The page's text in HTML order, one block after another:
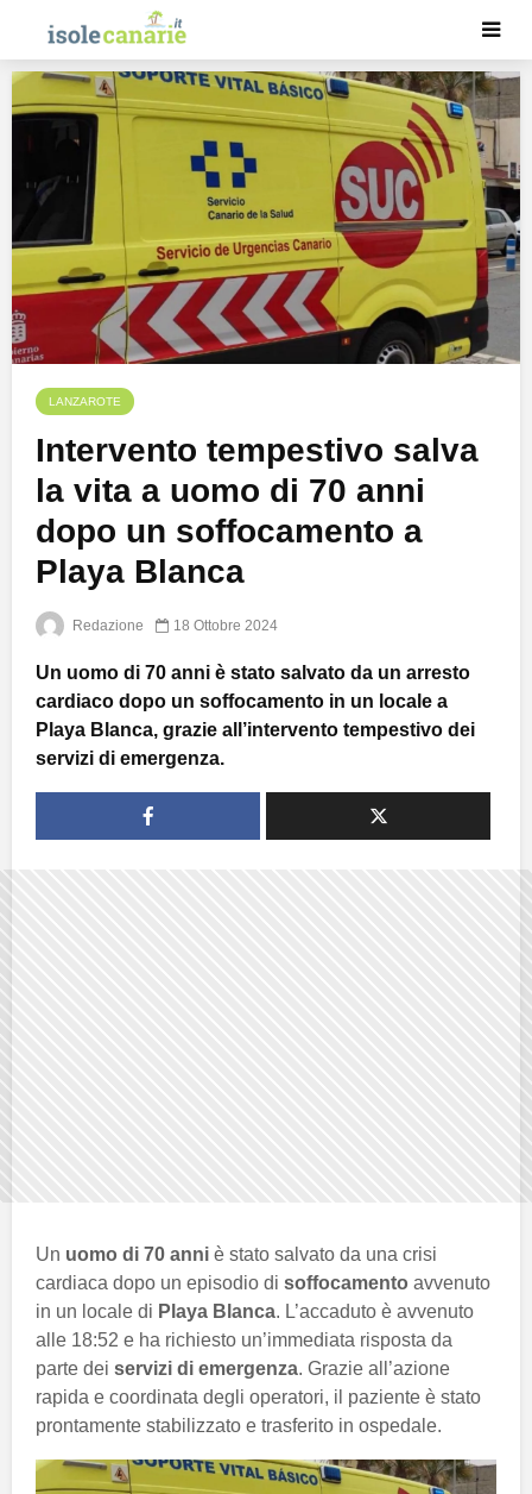
LANZAROTE
Intervento tempestivo salva
la vita a uomo di 70 anni
dopo un soffocamento a
Playa Blanca
Redazione 18 Ottobre 2024
Un uomo di 70 anni è stato salvato da un arresto
cardiaco dopo un soffocamento in un locale a
Playa Blanca, grazie all’intervento tempestivo dei
servizi di emergenza.
Un uomo di 70 anni è stato salvato da una crisi
cardiaca dopo un episodio di soffocamento avvenuto
in un locale di Playa Blanca. L’accaduto è avvenuto
alle 18:52 e ha richiesto un’immediata risposta da
parte dei servizi di emergenza. Grazie all’azione
rapida e coordinata degli operatori, il paziente è stato
prontamente stabilizzato e trasferito in ospedale.